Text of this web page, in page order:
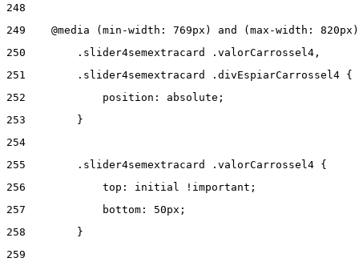
248
249
@media (min-width: 769px) and (max-width:
250
        .slider4semextracard .valorCarrossel4,
251
        .slider4semextracard .divEspiarCarrossel4 {
252
            position: absolute;
253
        }
254
255
        .slider4semextracard .valorCarrossel4 {
256
            top: initial !important;
257
            bottom: 50px;
258
        }
259